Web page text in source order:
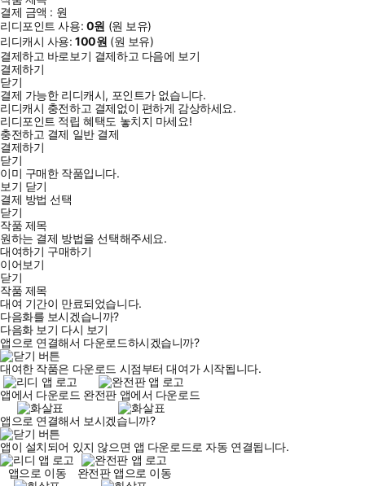
결제 금액 : 원
리디포인트 사용: 0원 (원 보유)
리디캐시 사용:100원 (원 보유)
결제하고 바로보기 결제하고 다음에 보기
결제하기
닫기
결제 가능한 리디캐시, 포인트가 없습니다.
리디캐시 충전하고 결제없이 편하게 감상하세요.
리디포인트 적립 혜택도 놓치지 마세요!
충전하고 결제 일반 결제
결제하기
닫기
이미 구매한 작품입니다.
보기 닫기
결제 방법 선택
닫기
작품 제목
원하는 결제 방법을 선택해주세요.
대여하기 구매하기
이어보기
닫기
작품 제목
대여 기간이 만료되었습니다.
다음화를 보시겠습니까?
다음화 보기 다시 보기
앱으로 연결해서 다운로드하시겠습니까?
대여한 작품은 다운로드 시점부터 대여가 시작됩니다.
앱에서 다운로드 완전판 앱에서 다운로드
앱으로 연결해서 보시겠습니까?
앱이 설치되어 있지 않으면 앱 다운로드로 자동 연결됩니다.
앱으로 이동
완전판 앱으로 이동